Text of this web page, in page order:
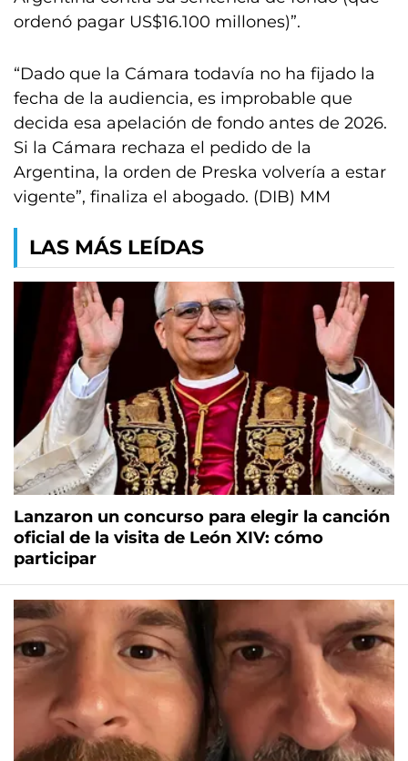
ordenó pagar US$16.100 millones)”.
“Dado que la Cámara todavía no ha fijado la
fecha de la audiencia, es improbable que
decida esa apelación de fondo antes de 2026.
Si la Cámara rechaza el pedido de la
Argentina, la orden de Preska volvería a estar
vigente”, finaliza el abogado. (DIB) MM
LAS MÁS LEÍDAS
Lanzaron un concurso para elegir la canción
oficial de la visita de León XIV: cómo
participar